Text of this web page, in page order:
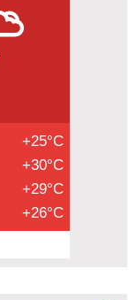
+25°C
+30°C
+29°C
+26°C